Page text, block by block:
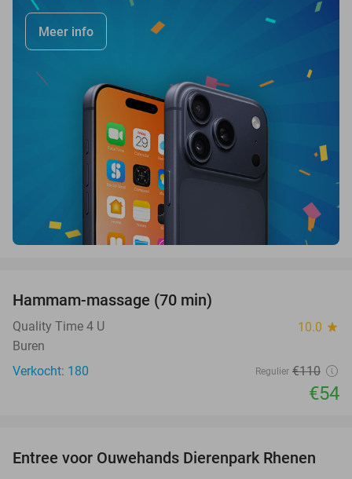
Meer info
OUT
Hammam-massage (70 min)
Quality Time 4 U 10.0 star
Buren
Verkocht: 180
Regulier €110
€54
19%
Entree voor Ouwehands Dierenpark Rhenen